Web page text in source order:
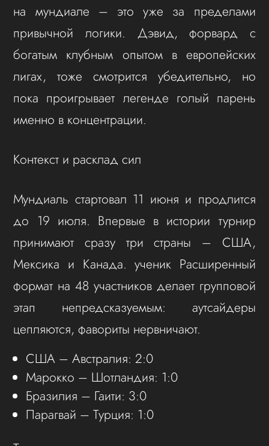
на мундиале – это уже за пределами
привычной логики. Дэвид, форвард с
богатым клубным опытом в европейских
лигах, тоже смотрится убедительно, но
пока проигрывает легенде голый парень
именно в концентрации.
Контекст и расклад сил
Мундиаль стартовал 11 июня и продлится
до 19 июля. Впервые в истории турнир
принимают сразу три страны – США,
Мексика и Канада. ученик Расширенный
формат на 48 участников делает групповой
этап непредсказуемым: аутсайдеры
цепляются, фавориты нервничают.
США – Австралия: 2:0
Марокко – Шотландия: 1:0
Бразилия – Гаити: 3:0
Парагвай – Турция: 1:0